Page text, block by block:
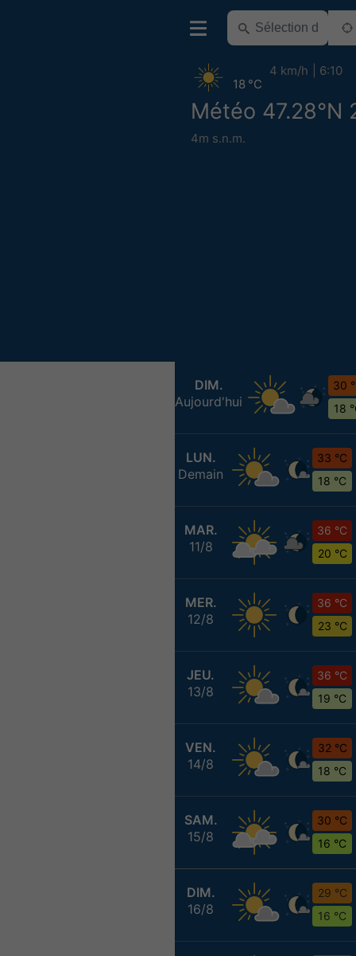
Météo 47.28°N
4m s.n.m.
18 °C
4 km/h 6:10
DIM.
Aujourd'hui
30
18
LUN.
Demain
33 °C
18 °C
MAR.
11/8
36 °C
20 °C
MER.
12/8
36 °C
23 °C
JEU.
13/8
36 °C
19 °C
VEN.
14/8
32 °C
18 °C
SAM.
15/8
30 °C
16 °C
DIM.
16/8
29 °C
16 °C